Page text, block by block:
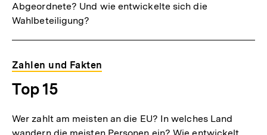
Abgeordnete? Und wie entwickelte sich die
Wahlbeteiligung?
Zahlen und Fakten
Top 15
Wer zahlt am meisten an die EU? In welches Land